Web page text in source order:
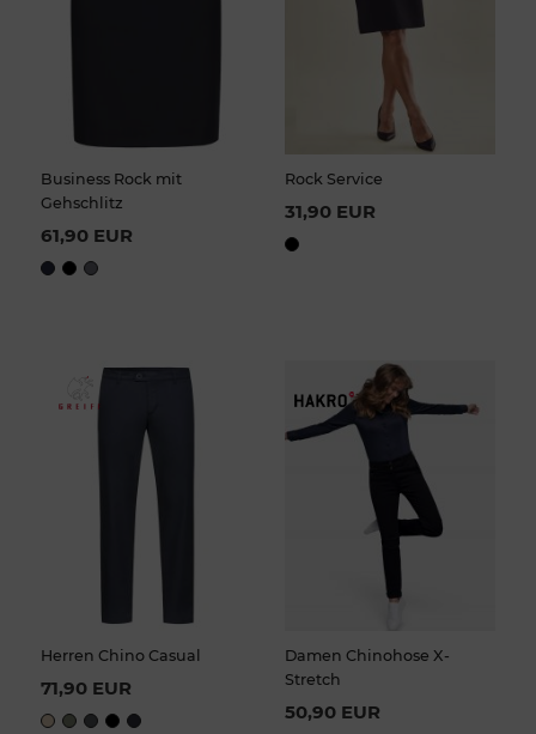
Business Rock mit
Gehschlitz
61,90 EUR
Rock Service
31,90 EUR
Herren Chino Casual
71,90 EUR
Damen Chinohose X-
Stretch
50,90 EUR